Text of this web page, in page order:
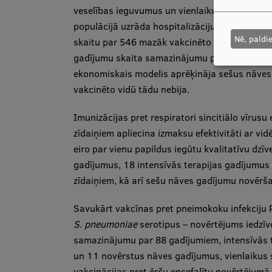
veselības ieguvumus un vienlaikus
populācijā uzrāda hospitalizāciju
skaitu par 546 mazāk vakcinēto pacientu
gadījumu skaita samazinājumu par 31
ekonomiskais modelis aprēķināja sešus
vakcinēto vidū tādu nebija.
Imunizācijas pret respiratori sincitiālo vīrusu
zīdaiņiem apliecina izmaksu efektivitāti ar
eiro par vienu papildus iegūtu kvalitatīvu
gadījumus, 18 intensīvās terapijas
zīdaiņiem, kā arī sešu nāves gadījumu
Savukārt vakcīnas pret pneimokoku infekciju
S. pneumoniaeserotipus – novērtējums
samazinājumu par 88 gadījumiem,
un 11 novērstus nāves gadījumus,
Nē,